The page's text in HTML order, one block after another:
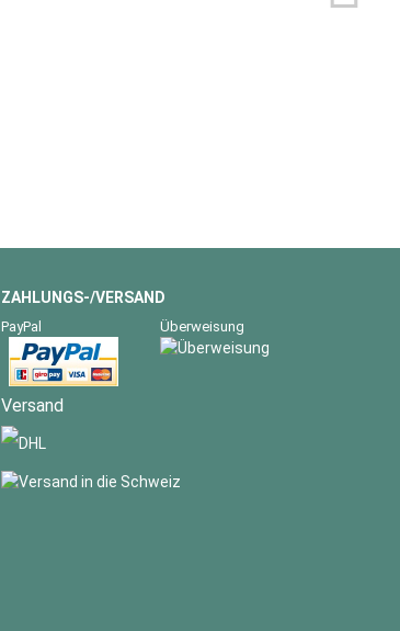
ZAHLUNGS-/VERSAND
PayPal Überweisung
Versand